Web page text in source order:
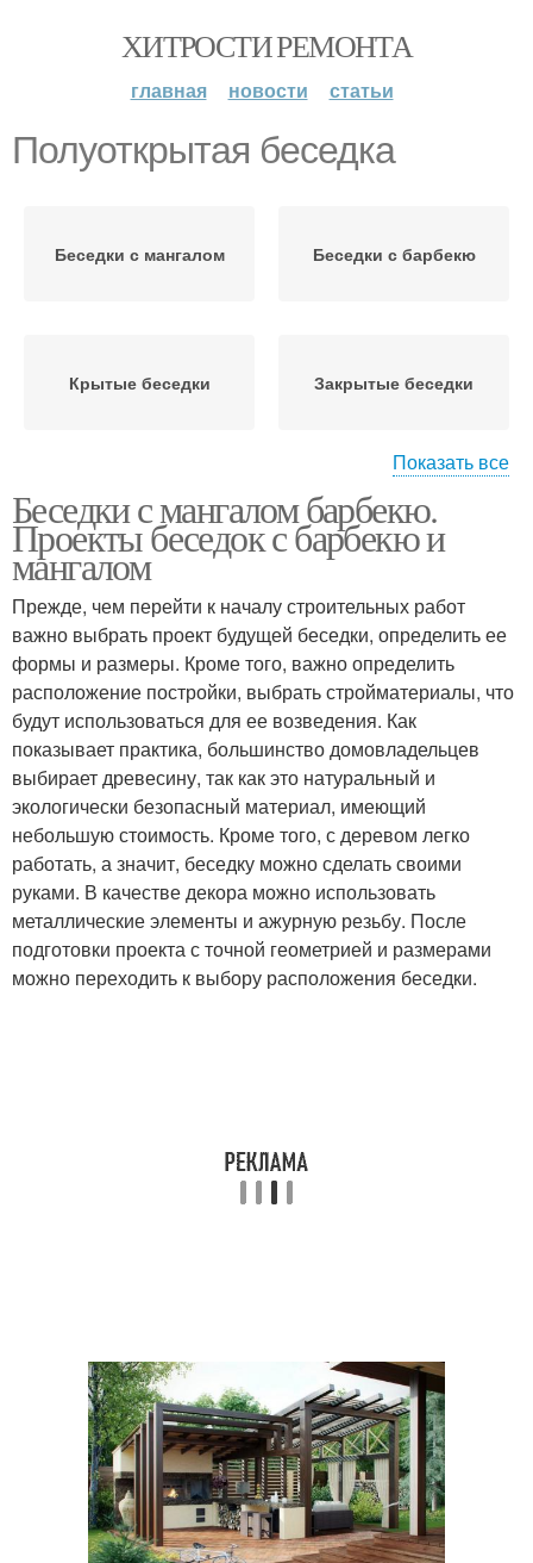
ХИТРОСТИ РЕМОНТА
главная новости статьи
Полуоткрытая беседка
Беседки с мангалом Беседки с барбекю
Крытые беседки Закрытые беседки
Беседки для дачи Летняя беседка
Летний беседка
Показать все
Беседки с мангалом барбекю.
Проекты беседок с барбекю и
мангалом
Прежде, чем перейти к началу строительных работ
важно выбрать проект будущей беседки, определить ее
формы и размеры. Кроме того, важно определить
расположение постройки, выбрать стройматериалы, что
будут использоваться для ее возведения. Как
показывает практика, большинство домовладельцев
выбирает древесину, так как это натуральный и
экологически безопасный материал, имеющий
небольшую стоимость. Кроме того, с деревом легко
работать, а значит, беседку можно сделать своими
руками. В качестве декора можно использовать
металлические элементы и ажурную резьбу. После
подготовки проекта с точной геометрией и размерами
можно переходить к выбору расположения беседки.